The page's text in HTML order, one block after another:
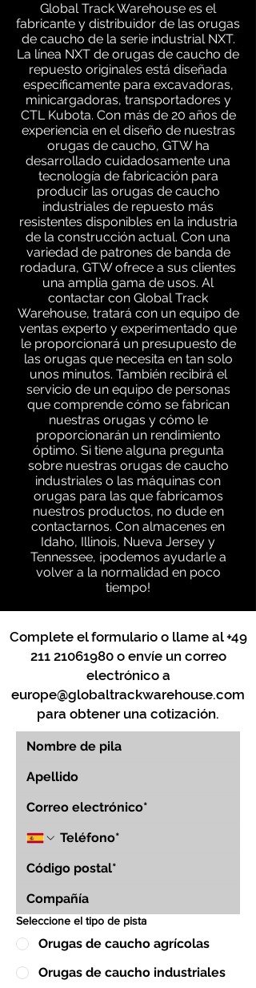
Global Track Warehouse es el
fabricante y distribuidor de las orugas
de caucho de la serie industrial NXT.
La línea NXT de orugas de caucho de
repuesto originales está diseñada
específicamente para excavadoras,
minicargadoras, transportadores y
CTL Kubota. Con más de 20 años de
experiencia en el diseño de nuestras
orugas de caucho, GTW ha
desarrollado cuidadosamente una
tecnología de fabricación para
producir las orugas de caucho
industriales de repuesto más
resistentes disponibles en la industria
de la construcción actual. Con una
variedad de patrones de banda de
rodadura, GTW ofrece a sus clientes
una amplia gama de usos. Al
contactar con Global Track
Warehouse, tratará con un equipo de
ventas experto y experimentado que
le proporcionará un presupuesto de
las orugas que necesita en tan solo
unos minutos. También recibirá el
servicio de un equipo de personas
que comprende cómo se fabrican
nuestras orugas y cómo le
proporcionarán un rendimiento
óptimo. Si tiene alguna pregunta
sobre nuestras orugas de caucho
industriales o las máquinas con
orugas para las que fabricamos
nuestros productos, no dude en
contactarnos. Con almacenes en
Idaho, Illinois, Nueva Jersey y
Tennessee, ¡podemos ayudarle a
volver a la normalidad en poco
tiempo!
Complete el formulario o llame al+49
211 21061980o envíe un correo
electrónico a
europe@globaltrackwarehouse.com
para obtener una cotización.
Seleccione el tipo de pista
Orugas de caucho agrícolas
Orugas de caucho industriales